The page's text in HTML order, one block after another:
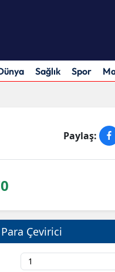
Sağlık Spor
Paylaş:
Çevirici